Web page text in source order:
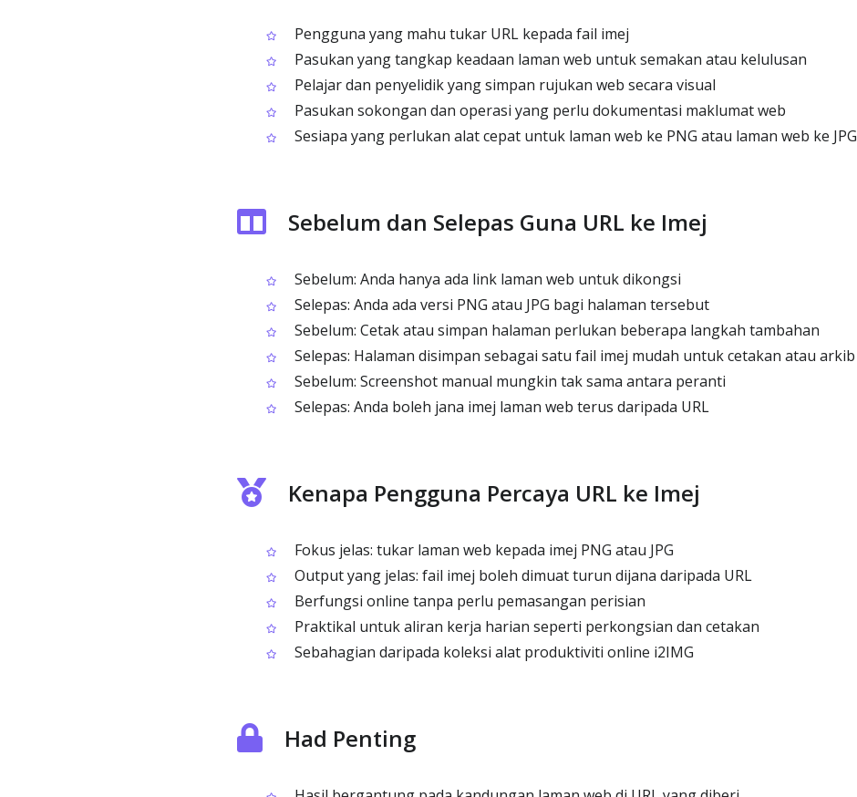
Pengguna yang mahu tukar URL kepada fail imej
Pasukan yang tangkap keadaan laman web untuk semakan atau kelulusan
Pelajar dan penyelidik yang simpan rujukan web secara visual
Pasukan sokongan dan operasi yang perlu dokumentasi maklumat web
Sesiapa yang perlukan alat cepat untuk laman web ke PNG atau laman web ke JPG
Sebelum dan Selepas Guna URL ke Imej
Sebelum: Anda hanya ada link laman web untuk dikongsi
Selepas: Anda ada versi PNG atau JPG bagi halaman tersebut
Sebelum: Cetak atau simpan halaman perlukan beberapa langkah tambahan
Selepas: Halaman disimpan sebagai satu fail imej mudah untuk cetakan atau arkib
Sebelum: Screenshot manual mungkin tak sama antara peranti
Selepas: Anda boleh jana imej laman web terus daripada URL
Kenapa Pengguna Percaya URL ke Imej
Fokus jelas: tukar laman web kepada imej PNG atau JPG
Output yang jelas: fail imej boleh dimuat turun dijana daripada URL
Berfungsi online tanpa perlu pemasangan perisian
Praktikal untuk aliran kerja harian seperti perkongsian dan cetakan
Sebahagian daripada koleksi alat produktiviti online i2IMG
Had Penting